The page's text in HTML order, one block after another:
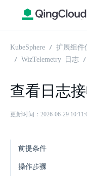
KubeSphere 扩展组件
WizTelemetry 日志
查看日志
更新时间：2026-06-29
前提条件
操作步骤